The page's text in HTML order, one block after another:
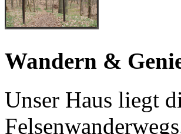
Wandern &
Unser Haus liegt